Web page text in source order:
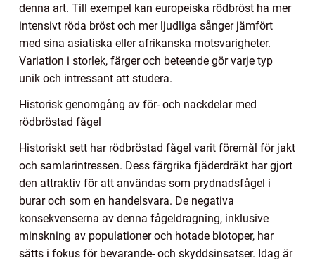
denna art. Till exempel kan europeiska rödbröst ha mer
intensivt röda bröst och mer ljudliga sånger jämfört
med sina asiatiska eller afrikanska motsvarigheter.
Variation i storlek, färger och beteende gör varje typ
unik och intressant att studera.
Historisk genomgång av för- och nackdelar med
rödbröstad fågel
Historiskt sett har rödbröstad fågel varit föremål för jakt
och samlarintressen. Dess färgrika fjäderdräkt har gjort
den attraktiv för att användas som prydnadsfågel i
burar och som en handelsvara. De negativa
konsekvenserna av denna fågeldragning, inklusive
minskning av populationer och hotade biotoper, har
sätts i fokus för bevarande- och skyddsinsatser. Idag är